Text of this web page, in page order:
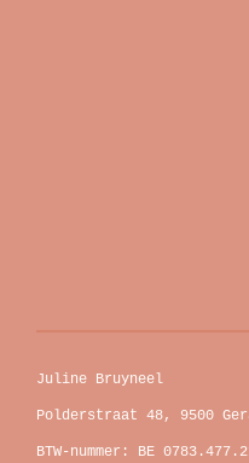
Juline Bruyneel
Polderstraat 48, 9500
BTW-nummer: BE